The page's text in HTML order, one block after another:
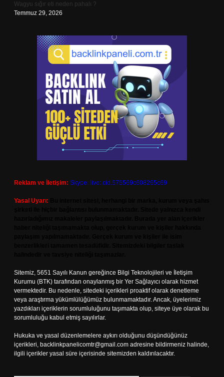
Wagyu sığır eti neden pahalı ?
Temmuz 29, 2026
Reklam ve İletişim: Skype: live:.cid.575569c608265c69
Yasal Uyarı:
Sitemiz, 5651 Sayılı Kanun gereğince Bilgi Teknolojileri ve İletişim
Kurumu (BTK) tarafından onaylanmış bir Yer Sağlayıcı olarak hizmet
vermektedir. Bu nedenle, sitedeki içerikleri proaktif olarak denetleme
veya araştırma yükümlülüğümüz bulunmamaktadır. Ancak, üyelerimiz
yazdıkları içeriklerin sorumluluğunu taşımakta olup, siteye üye olarak bu
sorumluluğu kabul etmiş sayılırlar.
Hukuka ve yasal düzenlemelere aykırı olduğunu düşündüğünüz
içerikleri, backlinkpanelicomtr@gmail.com adresine bildirmeniz halinde,
ilgili içerikler yasal süre içerisinde sitemizden kaldırılacaktır.